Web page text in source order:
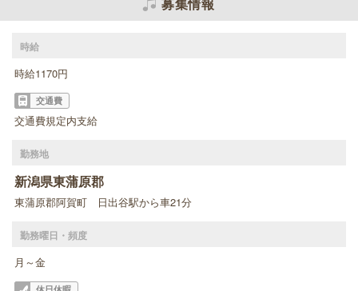
時給
時給1170円
交通費
交通費規定内支給
勤務地
新潟県東蒲原郡
東蒲原郡阿賀町 日出谷駅から車21分
勤務曜日・頻度
月～金